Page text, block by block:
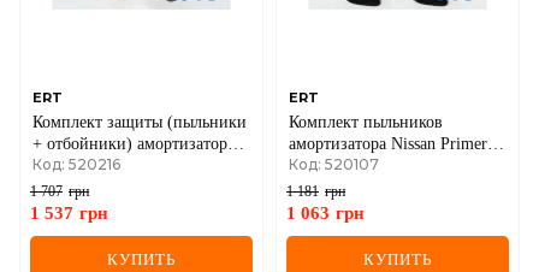
ERT
Комплект защиты (пыльники
+ отбойники) амортизаторов
передний Renault Kangoo /
Grand 1.5 dCi 08–, Toyota
Land Cruiser 200 4.5 D V8 08–
Код: 520216
1 707 грн
1 537 грн
КУПИТЬ
ERT
Комплект пыльников
амортизатора Nissan Primera
02–
Код: 520107
1 181 грн
1 063 грн
КУПИТЬ